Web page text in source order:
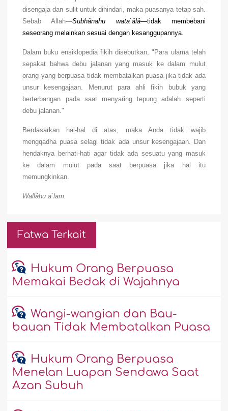
disengaja dan sulit untuk dihindari, maka puasanya tetap sah.
Sebab Allah—Subhânahu wata`âlâ—tidak membebani
seseorang melainkan sesuai dengan kesanggupannya.
Dalam buku ensiklopedia fikih disebutkan, "Para ulama telah
sepakat bahwa debu jalanan yang masuk ke dalam mulut
orang yang berpuasa tidak membatalkan puasa jika tidak ada
unsur kesengajaan. Menurut para ahli fikih bubuk yang
berterbangan pada saat menyaring tepung adalah seperti
debu jalanan."
Berdasarkan hal-hal di atas, maka Anda tidak wajib
mengqadha puasa selagi tidak ada unsur kesengajaan. Dan
hendaknya berhati-hati agar tidak ada sesuatu yang masuk
ke dalam mulut pada saat berpuasa jika hal itu
memungkinkan.
Wallâhu a`lam.
Fatwa Terkait
Hukum Orang Berpuasa
Memakai Bedak di Wajahnya
Wangi-wangian dan Bau-
bauan Tidak Membatalkan Puasa
Hukum Orang Berpuasa
Menelan Luapan Sendawa Saat
Azan Subuh